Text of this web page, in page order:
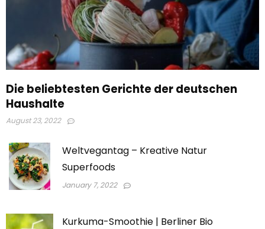
Die beliebtesten Gerichte der deutschen
Haushalte
August 23, 2022
Weltvegantag – Kreative Natur
Superfoods
January 7, 2022
Kurkuma-Smoothie | Berliner Bio